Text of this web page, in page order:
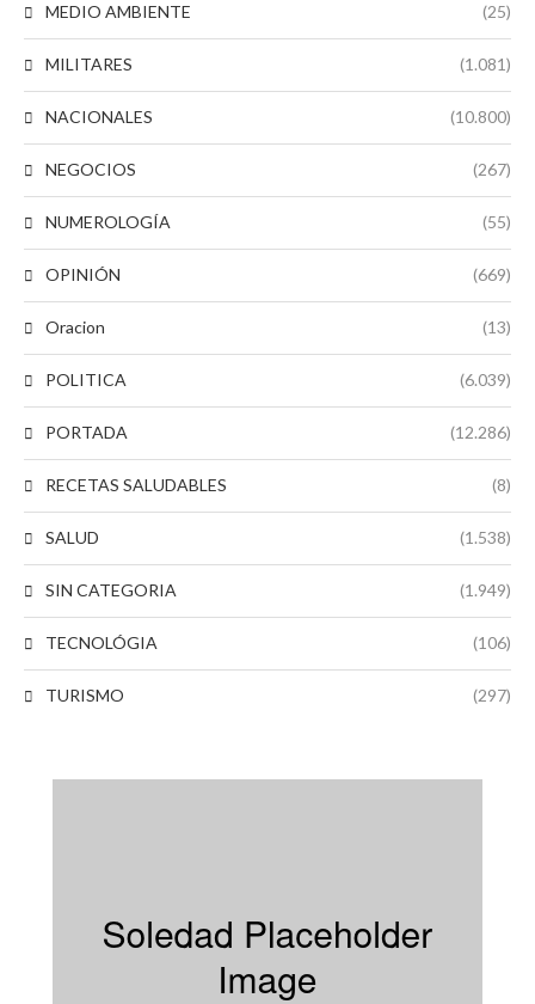
MEDIO AMBIENTE (25)
MILITARES (1.081)
NACIONALES (10.800)
NEGOCIOS (267)
NUMEROLOGÍA (55)
OPINIÓN (669)
Oracion (13)
POLITICA (6.039)
PORTADA (12.286)
RECETAS SALUDABLES (8)
SALUD (1.538)
SIN CATEGORIA (1.949)
TECNOLÓGIA (106)
TURISMO (297)